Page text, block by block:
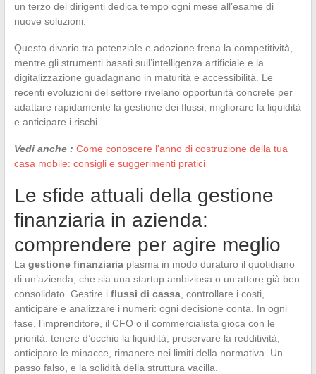
un terzo dei dirigenti dedica tempo ogni mese all’esame di
nuove soluzioni.
Questo divario tra potenziale e adozione frena la competitività,
mentre gli strumenti basati sull’intelligenza artificiale e la
digitalizzazione guadagnano in maturità e accessibilità. Le
recenti evoluzioni del settore rivelano opportunità concrete per
adattare rapidamente la gestione dei flussi, migliorare la liquidità
e anticipare i rischi.
Vedi anche : Come conoscere l'anno di costruzione della tua
casa mobile: consigli e suggerimenti pratici
Le sfide attuali della gestione
finanziaria in azienda:
comprendere per agire meglio
La gestione finanziariaplasma in modo duraturo il quotidiano
di un’azienda, che sia una startup ambiziosa o un attore già ben
consolidato. Gestire i flussi di cassa, controllare i costi,
anticipare e analizzare i numeri: ogni decisione conta. In ogni
fase, l’imprenditore, il CFO o il commercialista gioca con le
priorità: tenere d’occhio la liquidità, preservare la redditività,
anticipare le minacce, rimanere nei limiti della normativa. Un
passo falso, e la solidità della struttura vacilla.